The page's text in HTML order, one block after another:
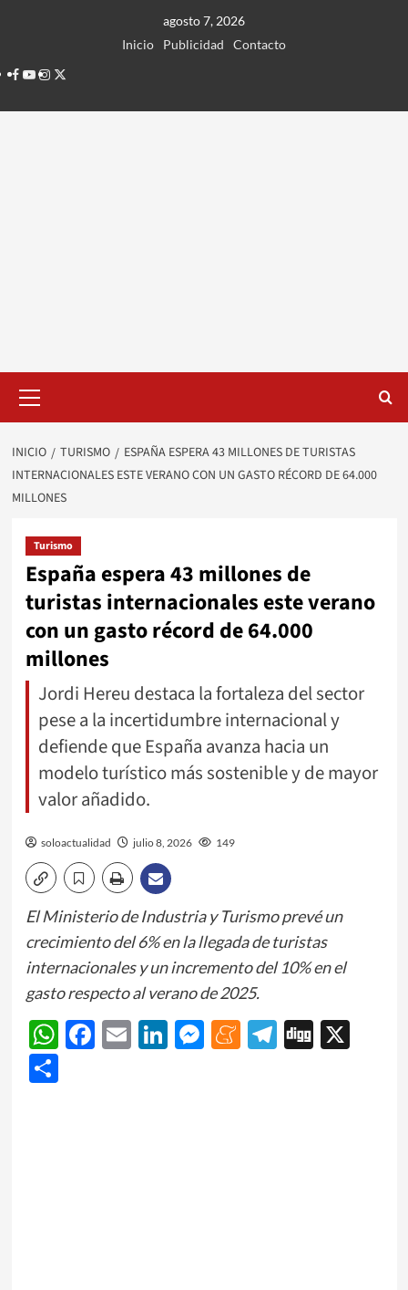
agosto 7, 2026
Inicio
Publicidad
Contacto
Facebook
Youtube
Instagram
Twitter
principal
INICIO TURISMO
ESPAÑA ESPERA 43 MILLONES DE TURISTAS
INTERNACIONALES ESTE VERANO CON UN GASTO RÉCORD DE 64.000
MILLONES
Turismo
España espera 43 millones de
turistas internacionales este verano
con un gasto récord de 64.000
millones
Jordi Hereu destaca la fortaleza del sector
pese a la incertidumbre internacional y
defiende que España avanza hacia un
modelo turístico más sostenible y de mayor
valor añadido.
soloactualidad julio 8, 2026 149
El Ministerio de Industria y Turismo prevé un
crecimiento del 6% en la llegada de turistas
internacionales y un incremento del 10% en el
gasto respecto al verano de 2025.
WhatsApp
Facebook
EmailLinkedIn
Messenger
Meneame
Telegram
Digg
X
Share